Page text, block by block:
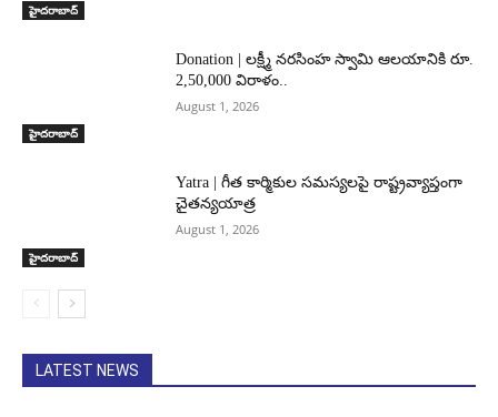
హైదరాబాద్‌
హైదరాబాద్‌
Donation | లక్ష్మీ నరసింహ స్వామి ఆలయానికి రూ.
2,50,000 విరాళం..
August 1, 2026
హైదరాబాద్‌
Yatra | గీత కార్మికుల సమస్యలపై రాష్ట్రవ్యాప్తంగా
చైతన్యయాత్ర
August 1, 2026
LATEST NEWS